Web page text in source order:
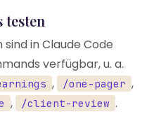
testen
in Claude Code
verfügbar, u. a.
, /one-pager ,
, /client-review .